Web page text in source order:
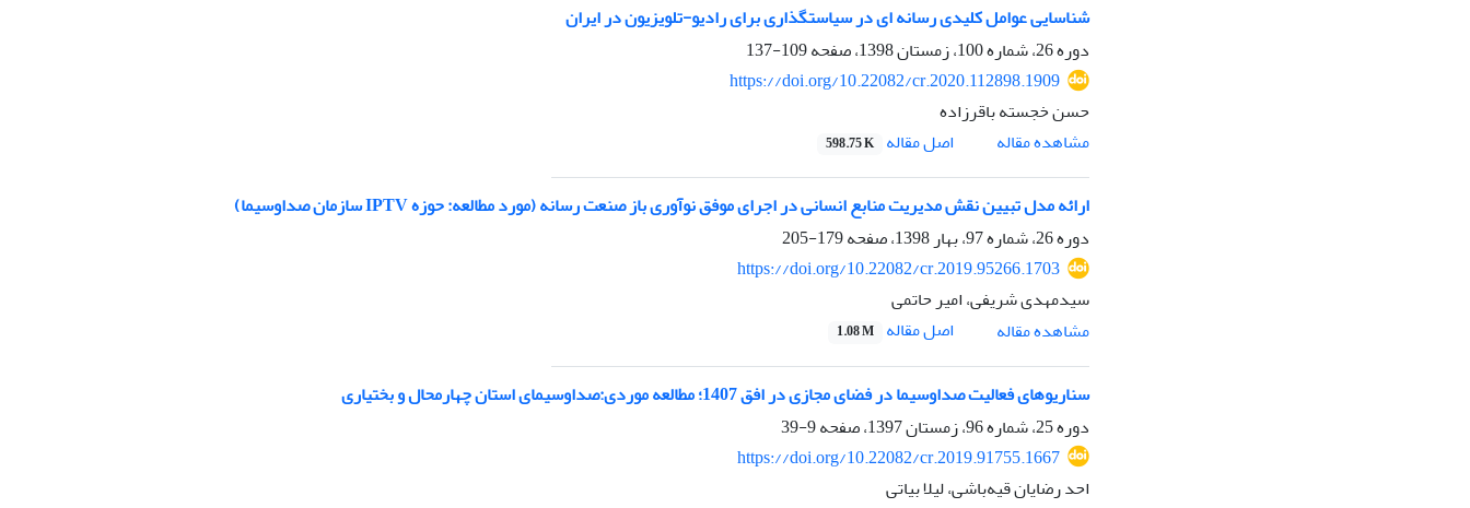
شناسایی عوامل کلیدی رسانه ای در سیاستگذاری برای رادیو-تلویزیون در ایران
دوره 26، شماره 100، زمستان 1398، صفحه
109-137
https://doi.org/10.22082/cr.2020.112898.1909
حسن خجسته باقرزاده
مشاهده مقاله
اصل مقاله 598.75 K
ارائه مدل تبیین نقش مدیریت منابع انسانی در اجرای موفق نوآوری باز صنعت رسانه (مورد مطالعه: حوزه IPTV سازمان صداوسیما)
دوره 26، شماره 97، بهار 1398، صفحه
179-205
https://doi.org/10.22082/cr.2019.95266.1703
سید‌مهدی شریفی، امیر حاتمی
مشاهده مقاله
اصل مقاله 1.08 M
سناریوهای فعالیت صداوسیما در فضای مجازی در افق 1407؛ مطالعه‌ موردی:صداوسیمای استان چهارمحال و بختیاری
دوره 25، شماره 96، زمستان 1397، صفحه
9-39
https://doi.org/10.22082/cr.2019.91755.1667
احد رضایان قیه‌باشی، لیلا بیاتی